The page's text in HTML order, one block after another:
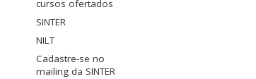
cursos ofertados
SINTER
NILT
Cadastre-se no
mailing da SINTER